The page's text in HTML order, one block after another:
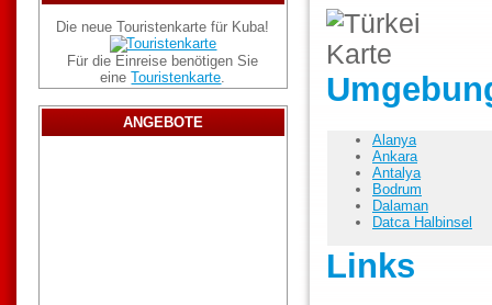
Die neue Touristenkarte für Kuba!
Für die Einreise benötigen Sie
eineTouristenkarte.
ANGEBOTE
Alanya
Ankara
Antalya
Bodrum
Dalaman
Datca Halbinsel
Links